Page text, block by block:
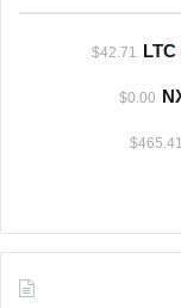
LTC
$42.71
$0.00
$465.41